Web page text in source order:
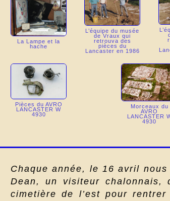
La Lampe et la
hache
L’équipe du musée
de Vraux qui
retrouva des
pièces du
Lancaster en 1986
Pièces du AVRO
LANCASTER W
4930
Morceaux du
AVRO
LANCASTER
4930
Chaque année, le 16 avril
Dean, un visiteur chalonnais,
cimetière de l’est pour